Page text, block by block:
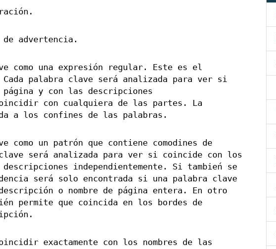
de advertencia.
como una expresión regular. Este es el
Cada palabra clave será analizada para ver si
y con las descripciones
con cualquiera de las partes. La
a los confines de las palabras.
como un patrón que contiene comodines de
será analizada para ver si coincide con los
independientemente. Si tambień se
será solo encontrada si una palabra clave
o nombre de página entera. En otro
permite que coincida en los bordes de
exactamente con los nombres de las